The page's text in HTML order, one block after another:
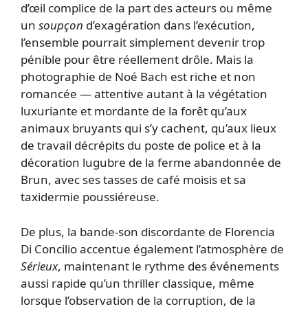
d’œil complice de la part des acteurs ou même
un soupçon d’exagération dans l’exécution,
l’ensemble pourrait simplement devenir trop
pénible pour être réellement drôle. Mais la
photographie de Noé Bach est riche et non
romancée — attentive autant à la végétation
luxuriante et mordante de la forêt qu’aux
animaux bruyants qui s’y cachent, qu’aux lieux
de travail décrépits du poste de police et à la
décoration lugubre de la ferme abandonnée de
Brun, avec ses tasses de café moisis et sa
taxidermie poussiéreuse.
De plus, la bande-son discordante de Florencia
Di Concilio accentue également l’atmosphère de
Sérieux, maintenant le rythme des événements
aussi rapide qu’un thriller classique, même
lorsque l’observation de la corruption, de la